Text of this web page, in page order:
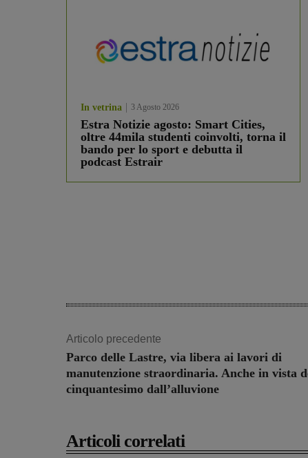
In vetrina 3 Agosto 2026
Estra Notizie agosto: Smart Cities,
oltre 44mila studenti coinvolti, torna il
bando per lo sport e debutta il
podcast Estrair
Articolo precedente
Parco delle Lastre, via libera ai lavori di
manutenzione straordinaria. Anche in vista
cinquantesimo dall’alluvione
Articoli correlati